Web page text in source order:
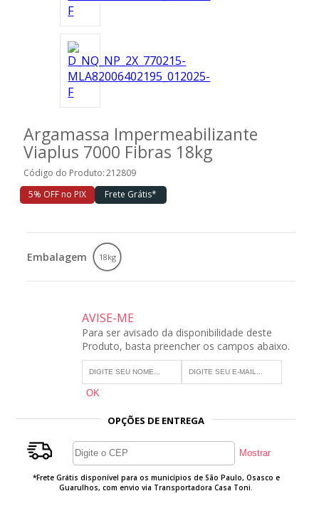
SUPER
PROMOÇÃO
Argamassa Impermeabilizante
Viaplus 7000 Fibras 18kg
Código do Produto: 212809
5% OFF no PIX
Frete Grátis*
Embalagem 18kg
AVISE-ME
Para ser avisado da disponibilidade deste
Produto, basta preencher os campos abaixo.
OPÇÕES DE ENTREGA
*Frete Grátis disponível para os municípios de São Paulo, Osasco e
Guarulhos, com envio via Transportadora Casa Toni.